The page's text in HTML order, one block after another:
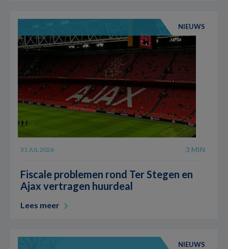
NIEUWS
31 JUL 2026 3 MIN
Fiscale problemen rond Ter Stegen en
Ajax vertragen huurdeal
Lees meer
NIEUWS